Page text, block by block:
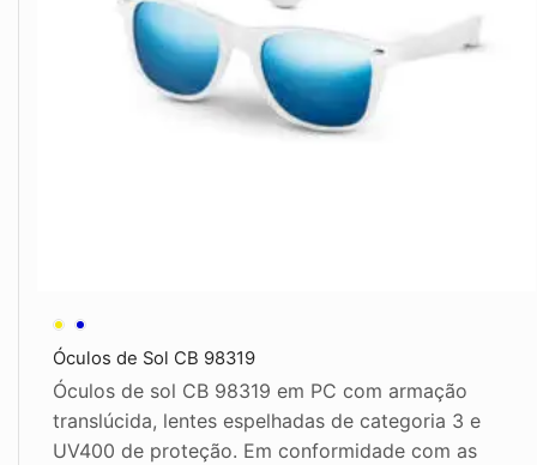
Óculos de Sol CB 98319
Óculos de sol CB 98319 em PC com armação
translúcida, lentes espelhadas de categoria 3 e
UV400 de proteção. Em conformidade com as